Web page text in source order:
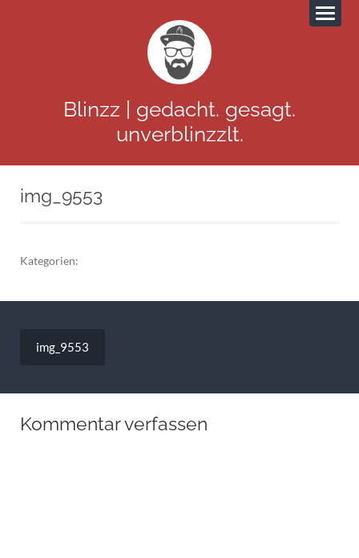
Blinzz | gedacht. gesagt.
unverblinzzlt.
img_9553
Kategorien:
img_9553
Kommentar verfassen